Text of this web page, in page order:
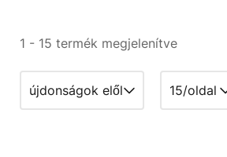
1 - 15 termék megjelenítve